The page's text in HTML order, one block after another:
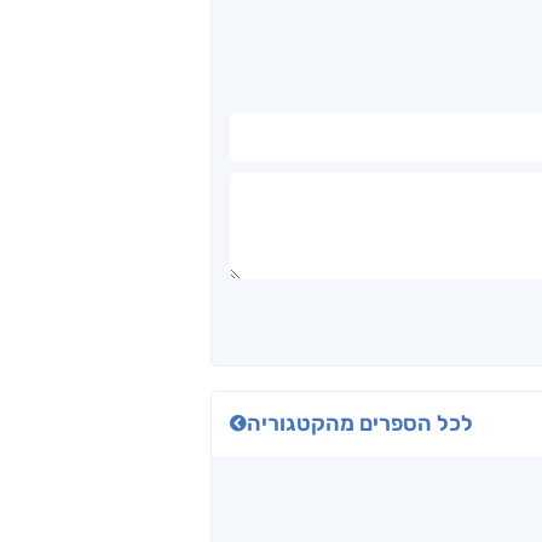
לכל הספרים מהקטגוריה